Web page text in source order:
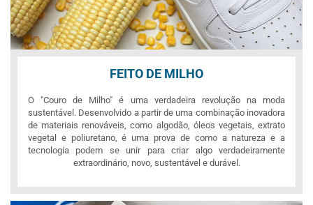
FEITO DE MILHO
O "Couro de Milho" é uma verdadeira revolução na moda
sustentável. Desenvolvido a partir de uma combinação inovadora
de materiais renováveis, como algodão, óleos vegetais, extrato
vegetal e poliuretano, é uma prova de como a natureza e a
tecnologia podem se unir para criar algo verdadeiramente
extraordinário, novo, sustentável e durável.